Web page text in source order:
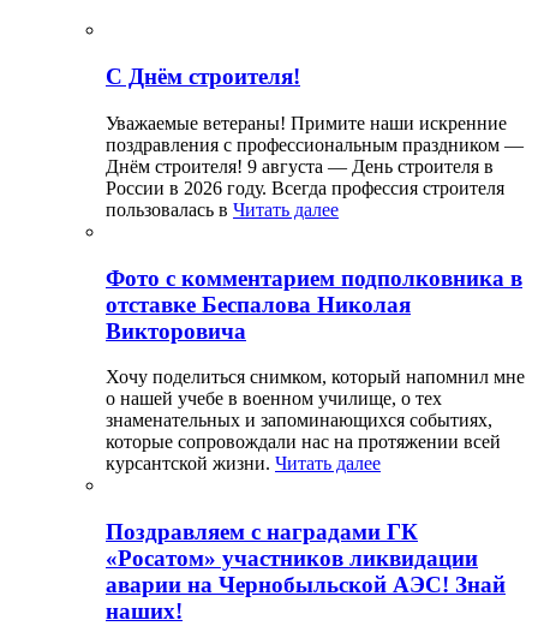
С Днём строителя!
Уважаемые ветераны! Примите наши искренние
поздравления с профессиональным праздником —
Днём строителя! 9 августа — День строителя в
России в 2026 году. Всегда профессия строителя
пользовалась в Читать далее
Фото с комментарием подполковника в
отставке Беспалова Николая
Викторовича
Хочу поделиться снимком, который напомнил мне
о нашей учебе в военном училище, о тех
знаменательных и запоминающихся событиях,
которые сопровождали нас на протяжении всей
курсантской жизни. Читать далее
Поздравляем с наградами ГК
«Росатом» участников ликвидации
аварии на Чернобыльской АЭС! Знай
наших!